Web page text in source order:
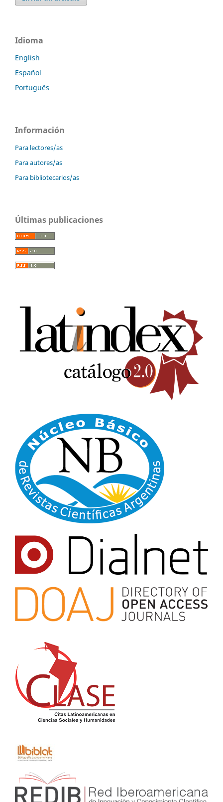
Idioma
English
Español
Português
Información
Para lectores/as
Para autores/as
Para bibliotecarios/as
Últimas publicaciones